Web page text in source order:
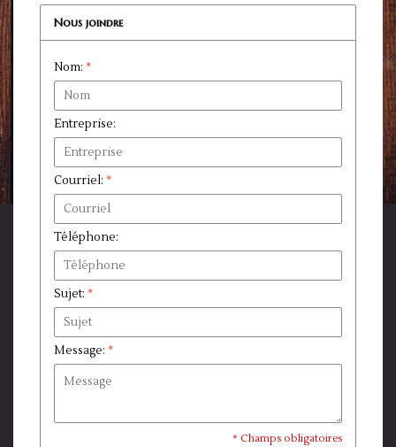
Nous joindre
Nom: *
Entreprise:
Courriel: *
Téléphone:
Sujet: *
Message: *
* Champs obligatoires